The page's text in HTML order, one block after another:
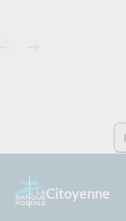
Contenu précédent - Articles
Contenu suivant -
Citoyenne